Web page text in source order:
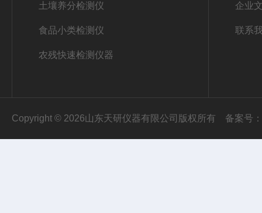
土壤养分检测仪
食品小类检测仪
农残快速检测仪器
企业
联系
Copyright © 2026山东天研仪器有限公司版权所有 备案号